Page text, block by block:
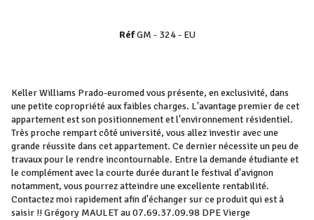
RéfGM - 324 - EU
Keller Williams Prado-euromed vous présente, en exclusivité, dans
une petite copropriété aux faibles charges. L'avantage premier de cet
appartement est son positionnement et l'environnement résidentiel.
Très proche rempart côté université, vous allez investir avec une
grande réussite dans cet appartement. Ce dernier nécessite un peu de
travaux pour le rendre incontournable. Entre la demande étudiante et
le complément avec la courte durée durant le festival d'avignon
notamment, vous pourrez atteindre une excellente rentabilité.
Contactez moi rapidement afin d'échanger sur ce produit qui est à
saisir !! Grégory MAULET au 07.69.37.09.98 DPE Vierge